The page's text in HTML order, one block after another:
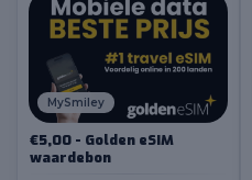
MySmiley
€5,00 - Golden eSIM
waardebon